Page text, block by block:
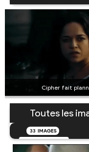
Cipher fait
Toutes les
33 IMAGES